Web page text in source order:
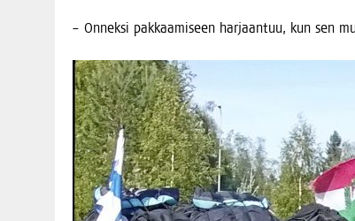
– Onnek­si pak­kaa­mi­seen har­jaan­tuu, kun sen